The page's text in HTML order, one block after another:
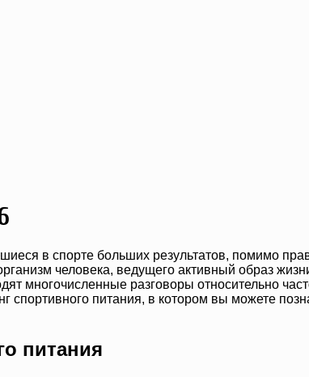
в спорте больших результатов, помимо
человека, ведущего активный образ
многочисленные разговоры относительно
спортивного питания, в котором вы можете
питания